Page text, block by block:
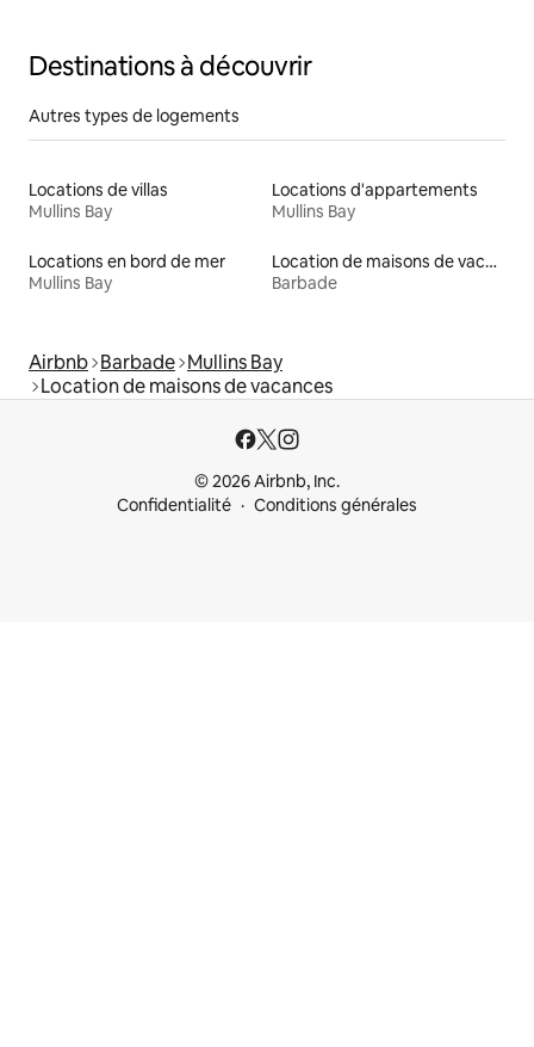
Destinations à découvrir
Autres types de logements
Locations de villas
Mullins Bay
Locations d'appartements
Mullins Bay
Locations en bord de mer
Mullins Bay
Location de maisons de vacances
Barbade
Airbnb Barbade Mullins Bay
Location de maisons de vacances
© 2026 Airbnb, Inc.
Confidentialité
Conditions générales